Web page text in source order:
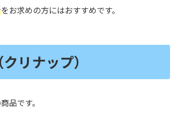
をお求めの方にはおすすめです。
リナップ）
品です。